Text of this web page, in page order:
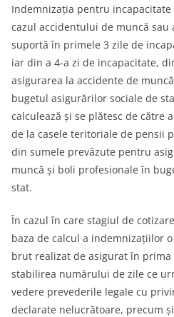
Indemnizaţia pentru
cazul accidentului de muncă sau
suportă în primele 3 zile de
iar din a 4-a zi de incapacitate,
asigurarea la accidente de
bugetul asigurărilor sociale de
calculează şi se plătesc de către
de la casele teritoriale de pensii
din sumele prevăzute pentru
muncă şi boli profesionale în
stat.
În cazul în care stagiul de
baza de calcul a indemnizaţiilor
brut realizat de asigurat în prima
stabilirea numărului de zile ce
vedere prevederile legale cu
declarate nelucrătoare, precum